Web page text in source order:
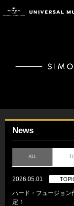
News
ALL
2026.05.01
ハード・フュージョン
定！